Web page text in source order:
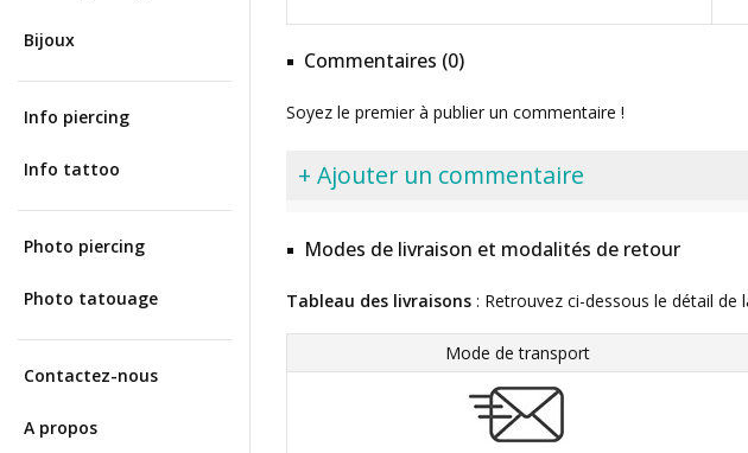
Bijoux
Info piercing
Info tattoo
Photo piercing
Photo tatouage
Contactez-nous
A propos
Commentaires (0)
Soyez le premier à publier un commentaire !
+ Ajouter un commentaire
Modes de livraison et modalités de retour
Tableau des livraisons : Retrouvez ci-dessous le détail
Mode de transport